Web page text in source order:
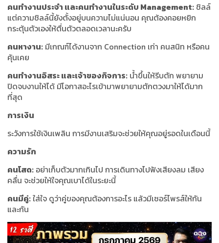
คนทำงานประจำ และคนทำงานในระดับ Management: ชิลล์
แต่ความชิลล์นี้ยังตั้งอยู่บนความไม่แน่นอน คุณต้องคอยหยิก
กระตุ้นตัวเองให้ตื่นตัวตลอดเวลานะครับ
คนหางาน: มีเกณฑ์ได้งานจาก Connection เก่า คนสนิท หรือคน
คุ้นเคย
คนทำงานอิสระ และเจ้าของกิจการ: น้ำขึ้นให้รีบตัก พยายาม
ปิดจบงานให้ได้ มีโอกาสอะไรเข้ามาพยายามตักตวงมาให้ได้มาก
ที่สุด
การเงิน
ระวังการใช้เงินเพลิน การมีงานเสริมจะช่วยให้คุณอยู่รอดในเดือนนี้
ความรัก
คนโสด: อย่าเก็บตัวมากเกินไป การเดินทางไปฟังเสียงลม เสียง
คลื่น จะช่วยให้ใจคุณเบาได้ในระยะนี้
คนมีคู่:ใส่ใจ ดูว่าคู่ของคุณต้องการอะไร แล้วมีเซอร์ไพรส์ให้กัน
และกัน